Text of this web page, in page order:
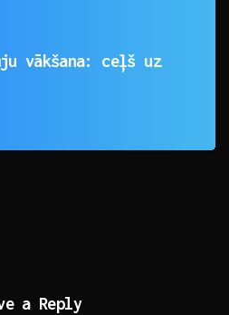
vākšana: ceļš uz
a Reply